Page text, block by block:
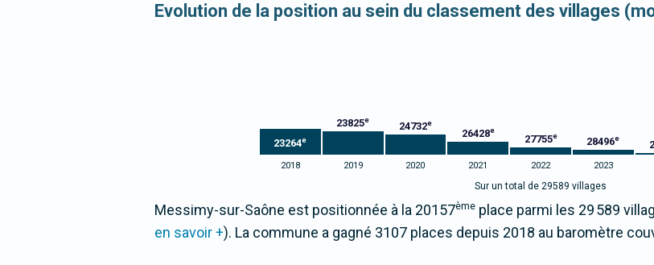
Evolution de la position au sein du classement des villages
23264e
23825e
24732e
26428e
27755e 28496e
2018 2019 2020 2021 2022 2023
Sur un total de 29589 villages
Messimy-sur-Saône est positionnée à la 20157ème place parmi les 29 589
en savoir +). La commune a gagné 3107 places depuis 2018 au baromètre